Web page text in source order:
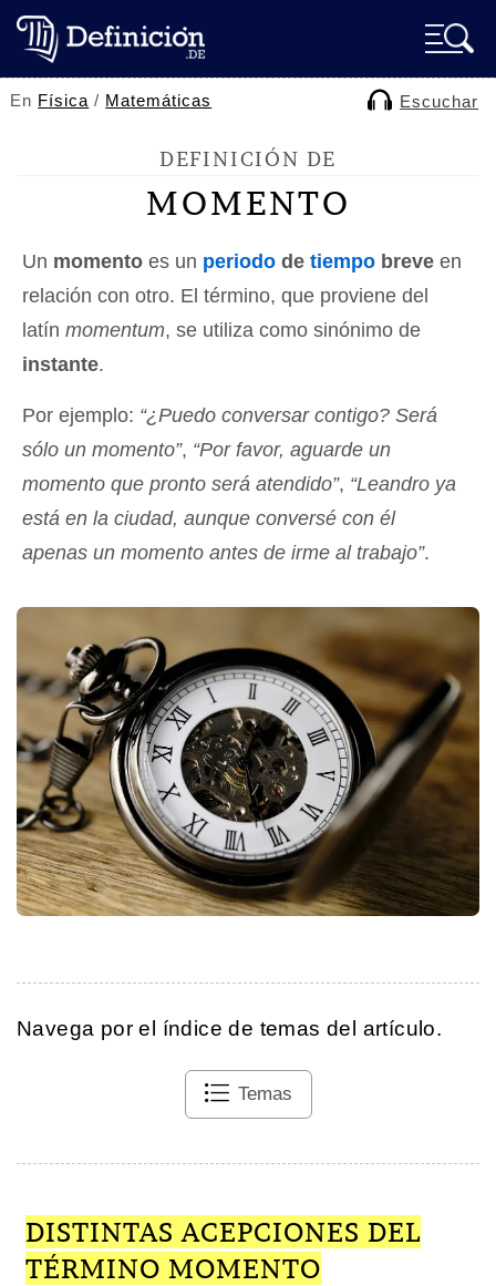
En Física / Matemáticas Escuchar
DEFINICIÓN DE
MOMENTO
Un momento es un periodo de tiempo breve en
relación con otro. El término, que proviene del
latín momentum, se utiliza como sinónimo de
instante.
Por ejemplo: “¿Puedo conversar contigo? Será
sólo un momento”, “Por favor, aguarde un
momento que pronto será atendido”, “Leandro ya
está en la ciudad, aunque conversé con él
apenas un momento antes de irme al trabajo”.
Navega por el índice de temas del artículo.
Temas
DISTINTAS ACEPCIONES DEL
TÉRMINO MOMENTO